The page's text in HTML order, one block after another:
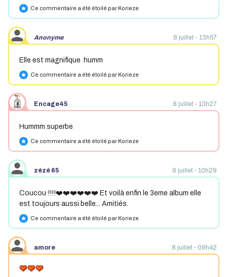
star Ce commentaire a été étoilé par Korieze
Anonyme 8 juillet - 13h57
Elle est magnifique humm
star Ce commentaire a été étoilé par Korieze
Encage45 8 juillet - 13h27
Hummm superbe
star Ce commentaire a été étoilé par Korieze
zézé 65 8 juillet - 10h29
Coucou !!!!❤️❤️❤️❤️❤️❤️ Et voilà enfin le 3eme album elle
est toujours aussi belle... Amitiés.
star Ce commentaire a été étoilé par Korieze
amore 8 juillet - 09h42